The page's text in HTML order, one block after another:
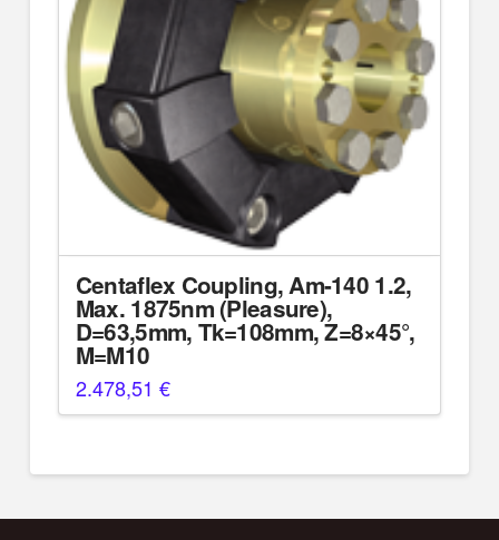
Centaflex Coupling, Am-140 1.2,
Max. 1875nm (Pleasure),
D=63,5mm, Tk=108mm, Z=8×45°,
M=M10
2.478,51 €